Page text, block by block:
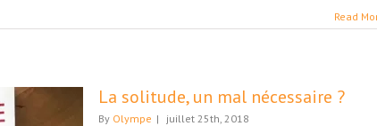
Read
La solitude, un mal nécessaire ?
By Olympe | juillet 25th, 2018